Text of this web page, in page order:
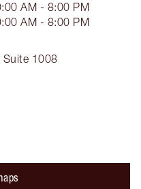
Suite 1008
AM - 8:00 PM
AM - 8:00 PM